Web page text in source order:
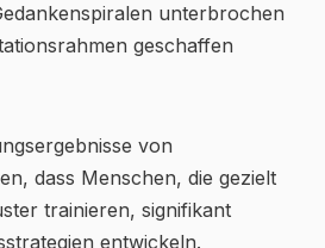
unterbrochen
geschaffen
von
dass Menschen, die gezielt
trainieren, signifikant
entwickeln.